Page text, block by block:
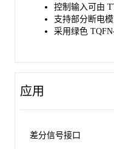
控制输入可由
支持部分断电
采用绿色
应用
差分信号接口